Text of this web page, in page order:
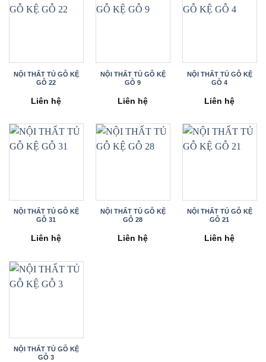
NỘI THẤT TỦ GỖ KỆ
GỖ 22
Liên hệ
NỘI THẤT TỦ GỖ KỆ
GỖ 9
Liên hệ
NỘI THẤT TỦ GỖ KỆ
GỖ 4
Liên hệ
NỘI THẤT TỦ GỖ KỆ
GỖ 31
Liên hệ
NỘI THẤT TỦ GỖ KỆ
GỖ 28
Liên hệ
NỘI THẤT TỦ GỖ KỆ
GỖ 21
Liên hệ
NỘI THẤT TỦ GỖ KỆ
GỖ 3